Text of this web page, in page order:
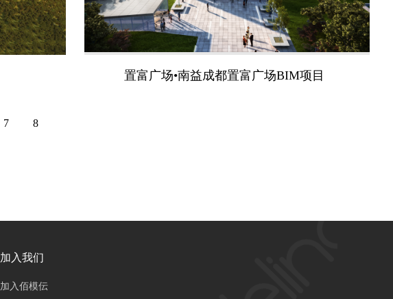
置富广场•南益成都置富广场BIM项目
7 8
加入我们
加入佰模伝